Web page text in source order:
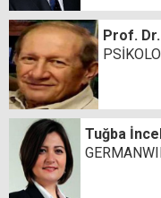
Prof.
Tuğba İncel